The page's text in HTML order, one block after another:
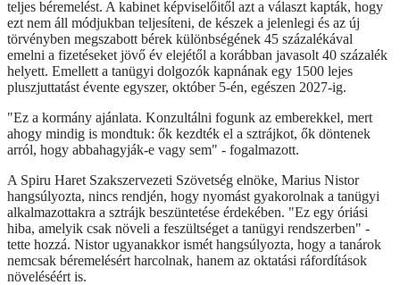
teljes béremelést. A kabinet képviselőitől azt a választ kapták, hogy
ezt nem áll módjukban teljesíteni, de készek a jelenlegi és az új
törvényben megszabott bérek különbségének 45 százalékával
emelni a fizetéseket jövő év elejétől a korábban javasolt 40 százalék
helyett. Emellett a tanügyi dolgozók kapnának egy 1500 lejes
pluszjuttatást évente egyszer, október 5-én, egészen 2027-ig.
"Ez a kormány ajánlata. Konzultálni fogunk az emberekkel, mert
ahogy mindig is mondtuk: ők kezdték el a sztrájkot, ők döntenek
arról, hogy abbahagyják-e vagy sem" - fogalmazott.
A Spiru Haret Szakszervezeti Szövetség elnöke, Marius Nistor
hangsúlyozta, nincs rendjén, hogy nyomást gyakorolnak a tanügyi
alkalmazottakra a sztrájk beszüntetése érdekében. "Ez egy óriási
hiba, amelyik csak növeli a feszültséget a tanügyi rendszerben" -
tette hozzá. Nistor ugyanakkor ismét hangsúlyozta, hogy a tanárok
nemcsak béremelésért harcolnak, hanem az oktatási ráfordítások
növeléséért is.